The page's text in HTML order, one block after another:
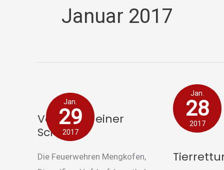
Januar 2017
Jan.
29
2017
Vollbrand einer
Scheune
Die Feuerwehren Mengkofen,
Vollbrand
einer
Scheune
Jan.
28
2017
Tierrettung